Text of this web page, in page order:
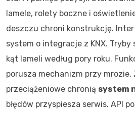
lamele, rolety boczne i
deszczu chroni konstrukcję.
system o integracje z KNX. Tryby
kąt lameli według pory roku.
porusza mechanizm przy mrozie.
przeciążeniowe chronią system
błędów przyspiesza serwis. API